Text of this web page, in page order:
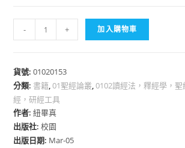
-
經
一
回
數
量
+ 加入購物車
貨號:01020153
分類: 書籍,01聖經論叢,0102讀經法，釋經學，
經，研經工具
作者:紐畢真
出版社:校園
出版日期: Mar-05